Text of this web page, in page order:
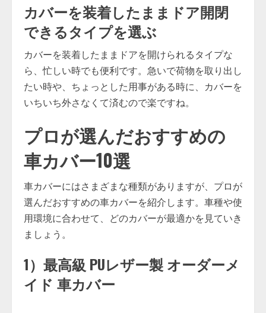
カバーを装着したままドア開閉
できるタイプを選ぶ
カバーを装着したままドアを開けられるタイプな
ら、忙しい時でも便利です。急いで荷物を取り出し
たい時や、ちょっとした用事がある時に、カバーを
いちいち外さなくて済むので楽ですね。
プロが選んだおすすめの
車カバー10選
車カバーにはさまざまな種類がありますが、プロが
選んだおすすめの車カバーを紹介します。車種や使
用環境に合わせて、どのカバーが最適かを見ていき
ましょう。
1）最高級 PUレザー製 オーダーメ
イド 車カバー